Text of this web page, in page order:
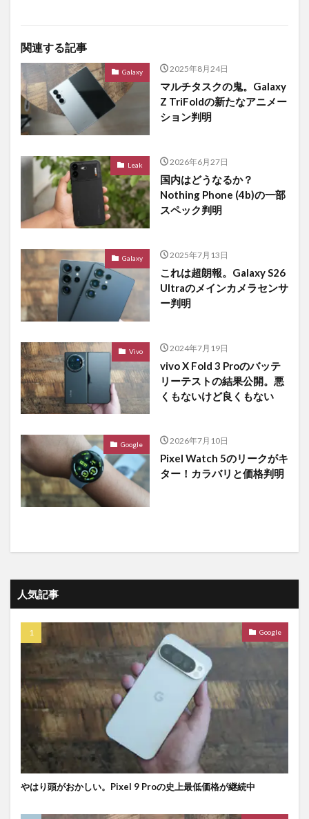
関連する記事
Galaxy 2025年8月24日
マルチタスクの鬼。Galaxy
Z TriFoldの新たなアニメー
ション判明
Leak 2026年6月27日
国内はどうなるか？
Nothing Phone (4b)の一部
スペック判明
Galaxy 2025年7月13日
これは超朗報。Galaxy S26
Ultraのメインカメラセンサ
ー判明
Vivo 2024年7月19日
vivo X Fold 3 Proのバッテ
リーテストの結果公開。悪
くもないけど良くもない
Google 2026年7月10日
Pixel Watch 5のリークがキ
ター！カラバリと価格判明
人気記事
Google
やはり頭がおかしい。Pixel 9 Proの史上最低価格が継続中